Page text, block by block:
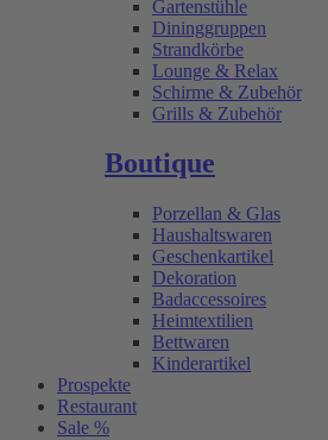
Gartenstühle
Dininggruppen
Strandkörbe
Lounge & Relax
Schirme & Zubehör
Grills & Zubehör
Boutique
Porzellan & Glas
Haushaltswaren
Geschenkartikel
Dekoration
Badaccessoires
Heimtextilien
Bettwaren
Kinderartikel
Prospekte
Restaurant
Sale %